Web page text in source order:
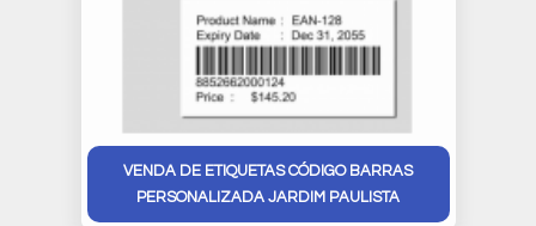
VENDA DE ETIQUETAS CÓDIGO BARRAS
PERSONALIZADA JARDIM PAULISTA